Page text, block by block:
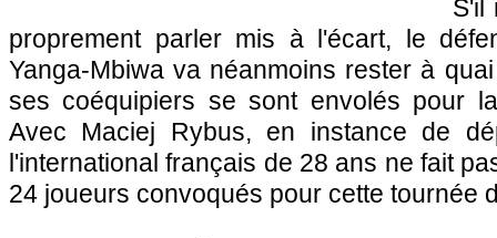
S'il
proprement parler mis à l'écart, le
Yanga-Mbiwa va néanmoins rester à
ses coéquipiers se sont envolés pour
Avec Maciej Rybus, en instance de
l'international français de 28 ans ne fait
24 joueurs convoqués pour cette tournée